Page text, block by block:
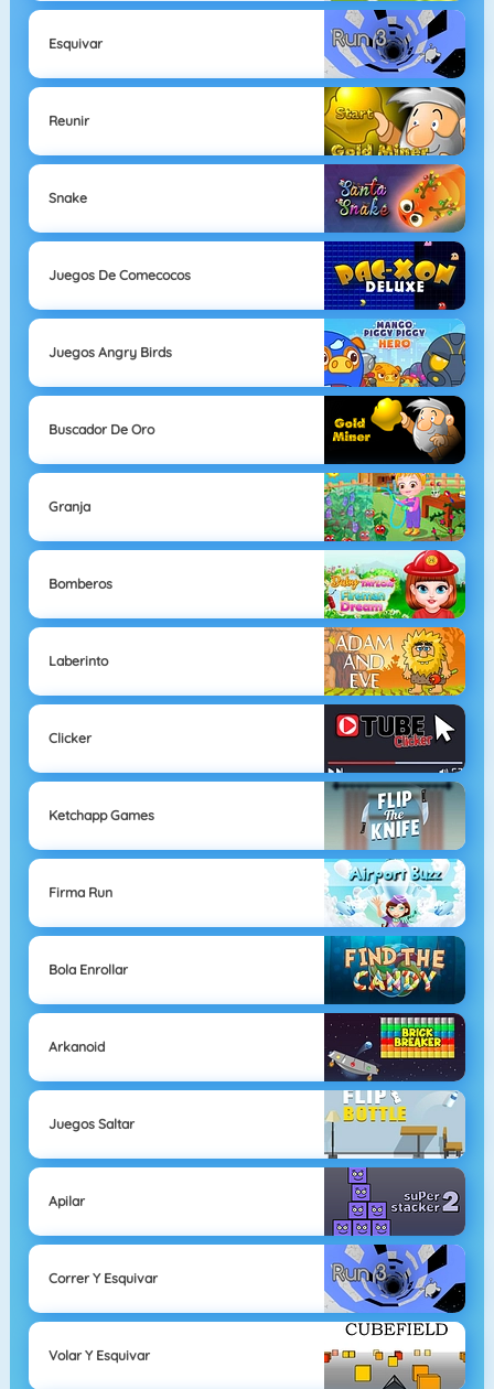
Esquivar
Reunir
Snake
Juegos De Comecocos
Juegos Angry Birds
Buscador De Oro
Granja
Bomberos
Laberinto
Clicker
Ketchapp Games
Firma Run
Bola Enrollar
Arkanoid
Juegos Saltar
Apilar
Correr Y Esquivar
Volar Y Esquivar